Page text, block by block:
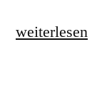
„Intelligent“
weiterlesen